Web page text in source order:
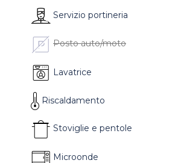
Servizio portineria
Posto auto/moto
Lavatrice
Riscaldamento
Stoviglie e pentole
Microonde